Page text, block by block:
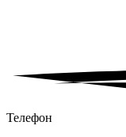
Телефон